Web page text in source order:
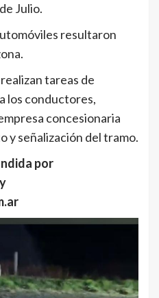
Julio.
resultaron
tareas de
los conductores,
concesionaria
y señalización del tramo.
por